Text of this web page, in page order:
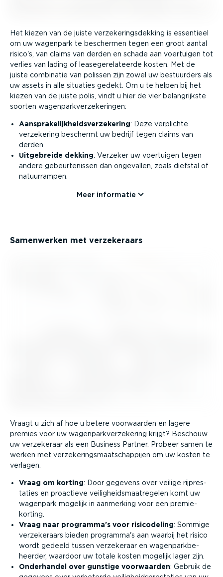
Het kiezen van de juiste verze­ke­rings­dekking is essentieel
om uw wagenpark te beschermen tegen een groot aantal
risico's, van claims van derden en schade aan voertuigen tot
verlies van lading of lease­ge­re­la­teerde kosten. Met de
juiste combinatie van polissen zijn zowel uw bestuurders als
uw assets in alle situaties gedekt. Om u te helpen bij het
kiezen van de juiste polis, vindt u hier de vier belang­rijkste
soorten wagen­park­ver­ze­ke­ringen:
Aanspra­ke­lijk­heids­ver­ze­kering: Deze verplichte
verzekering beschermt uw bedrijf tegen claims van
derden.
Uitgebreide dekking: Verzeker uw voertuigen tegen
andere gebeur­te­nissen dan ongevallen, zoals diefstal of
natuur­rampen.
Meer informatie
Samenwerken met verze­ke­raars
Vraagt u zich af hoe u betere voorwaarden en lagere
premies voor uw wagen­park­ver­ze­kering krijgt? Beschouw
uw verzekeraar als een Business Partner. Probeer samen te
werken met verze­ke­rings­maat­schap­pijen om uw kosten te
verlagen.
Vraag om korting: Door gegevens over veilige rijpres­
taties en proactieve veilig­heids­maat­re­gelen komt uw
wagenpark mogelijk in aanmerking voor een premie­
korting.
Vraag naar programma's voor risico­deling: Sommige
verze­ke­raars bieden programma's aan waarbij het risico
wordt gedeeld tussen verzekeraar en wagen­park­be­
heerder, waardoor uw totale kosten mogelijk lager zijn.
Onderhandel over gunstige voorwaarden: Gebruik de